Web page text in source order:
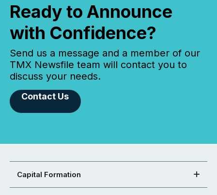
Ready to Announce
with Confidence?
Send us a message and a member of our
TMX Newsfile team will contact you to
discuss your needs.
Contact Us
Capital Formation